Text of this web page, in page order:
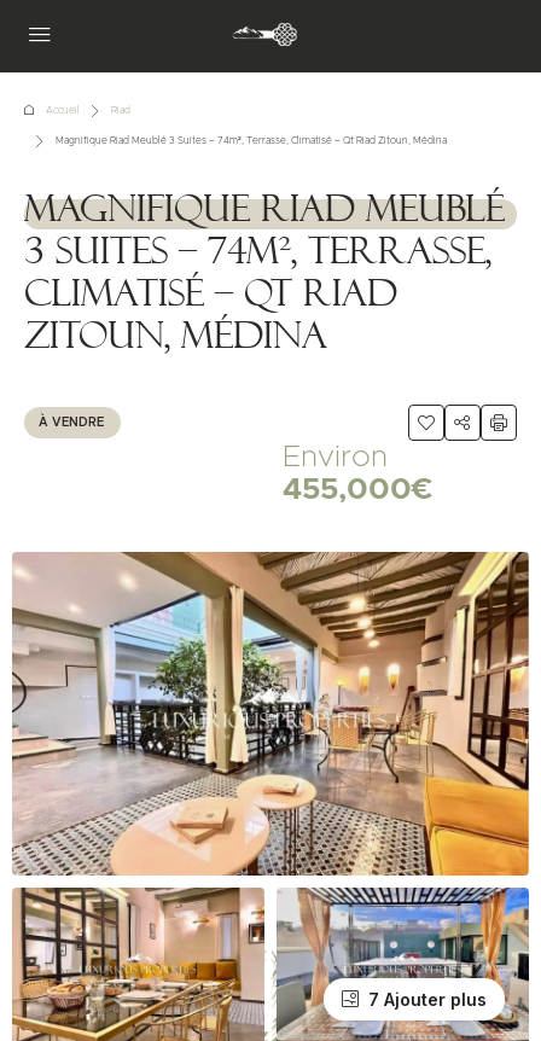
Accueil Riad
Magnifique Riad Meublé 3 Suites – 74m², Terrasse, Climatisé – Qt Riad Zitoun, Médina
1111111
Magnifique Riad Meublé
3 Suites – 74m², Terrasse,
Climatisé – Qt Riad
Zitoun, Médina
À VENDRE
Environ
455,000€
7 Ajouter plus